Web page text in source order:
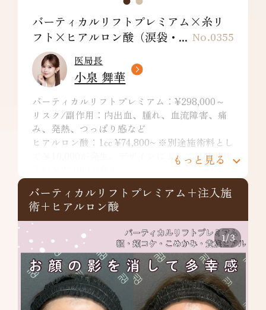
No.0355
バーティカルリフトプレミアム×糸リ
フト×ヒアルロン酸（涙袋・...
医局長
小泉 舞華
バーティカルリフトプレミアム：¥298,000～
リスク/副作用：内出血、腫れ、血流障害、痛
み、発熱、つっぱり感など
ヒアルロン酸：1cc ¥74,800~ ※別途施術料とし
て￥10,000が発生。デザインによっては特殊注
赤、熱感、つっぱり感、色素沈着、腫れ、硬
結、拘縮、知覚鈍麻などを生じることがありま
す。
ボトックス：¥600〜（1単位）※別途施術料
￥10,000が掛かります。
リスク/副作用：内出血、腫れ、痛み、左右
差、たるみ、アレルギー反応など
もっと見る
バーティカルリフトプレミアム+注入施
術+ヒアルロン酸
1/3